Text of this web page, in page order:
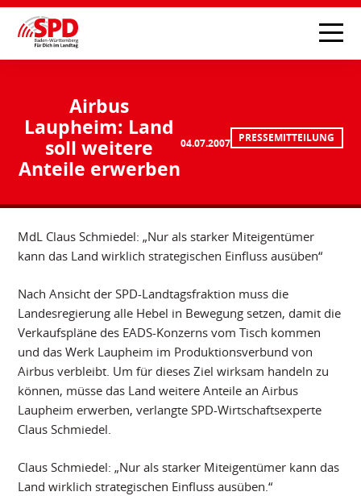
Airbus
Laupheim: Land
soll weitere
Anteile erwerben
04.07.2007 PRESSEMITTEILUNG
MdL Claus Schmiedel: „Nur als starker Miteigentümer
kann das Land wirklich strategischen Einfluss ausüben“
Nach Ansicht der SPD-Landtagsfraktion muss die
Landesregierung alle Hebel in Bewegung setzen, damit die
Verkaufspläne des EADS-Konzerns vom Tisch kommen
und das Werk Laupheim im Produktionsverbund von
Airbus verbleibt. Um für dieses Ziel wirksam handeln zu
können, müsse das Land weitere Anteile an Airbus
Laupheim erwerben, verlangte SPD-Wirtschaftsexperte
Claus Schmiedel.
Claus Schmiedel: „Nur als starker Miteigentümer kann das
Land wirklich strategischen Einfluss ausüben.“